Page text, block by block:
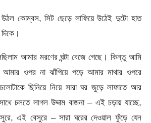
উঠল কোম্বস, সিট ছেড়ে লাফিয়ে উঠেই দুটো হাত
আমার মরণের ঘন্টা বেজে গেছে। কিন্তু আমি
ওপর না ঝাঁপিয়ে পড়ে আমার মাথার ওপরে
ছিনিয়ে নিয়ে সারা ঘর জুড়ে লাফাতে আর
চলতে লাগল উদ্দাম বাজনা – এই চড়ায় যাচ্ছে,
এই বেসুরে – সারা ঘরের দেওয়াল ফুঁড়ে যেন